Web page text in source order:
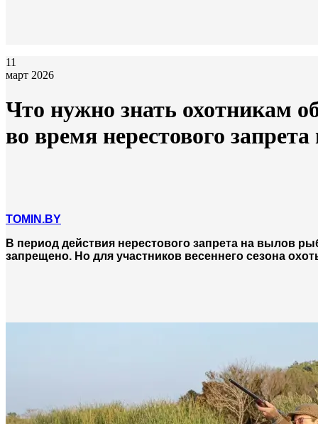
11
март 2026
Что нужно знать охотникам
во время нерестового
TOMIN.BY
В период действия нерестового запрета на вылов
запрещено. Но для участников весеннего сезона